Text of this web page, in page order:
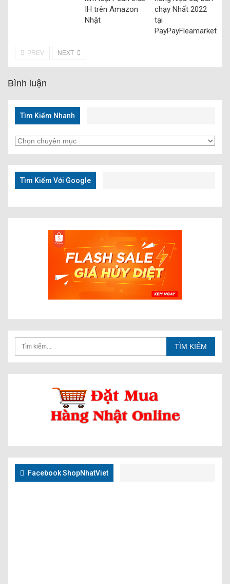
IH trên Amazon
Nhật
chạy Nhất 2022
tại
PayPayFleamarket
PREV NEXT
Bình luận
Tìm Kiếm Nhanh
Tìm
Kiếm
Nhanh
Tìm Kiếm Với Google
Facebook ShopNhatViet